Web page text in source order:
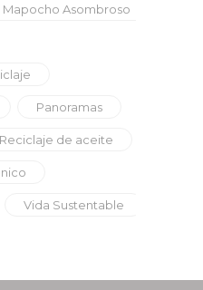
Mapocho Asombroso
Panoramas
Reciclaje de aceite
Vida Sustentable